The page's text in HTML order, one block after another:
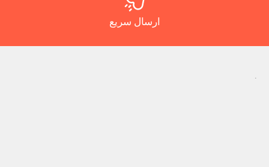
ارسال سریع
.